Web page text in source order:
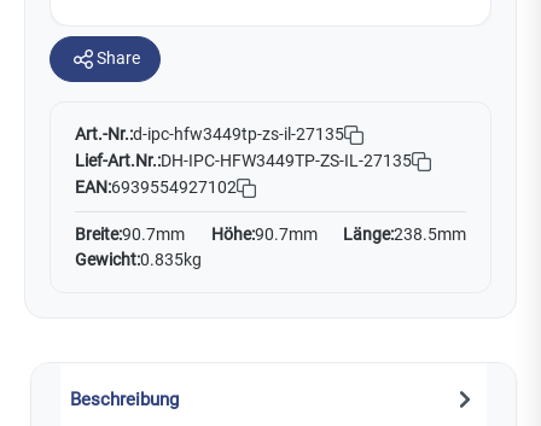
Share
Art.-Nr.:d-ipc-hfw3449tp-zs-il-27135
Lief-Art.Nr.:DH-IPC-HFW3449TP-ZS-IL-27135
EAN:6939554927102
Breite:90.7mm Höhe:90.7mm Länge:238.5mm
Gewicht:0.835kg
Beschreibung